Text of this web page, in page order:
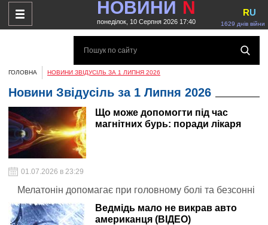
НОВИНИ N
понеділок, 10 Серпня 2026 17:40 1629 днів війни
RU
ГОЛОВНА НОВИНИ ЗВІДУСІЛЬ ЗА 1 ЛИПНЯ 2026
Новини Звідусіль за 1 Липня 2026
Що може допомогти під час
магнітних бурь: поради лікаря
01.07.2026 в 23:29
Мелатонін допомагає при головному болі та безсонні
Ведмідь мало не викрав авто
американця (ВІДЕО)